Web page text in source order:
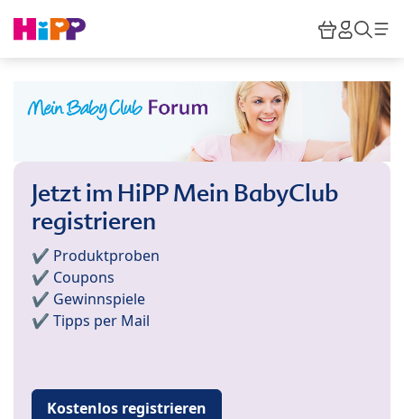
HiPP
Jetzt im HiPP Mein BabyClub
registrieren
✔️ Produktproben
✔️ Coupons
✔️ Gewinnspiele
✔️ Tipps per Mail
Kostenlos registrieren